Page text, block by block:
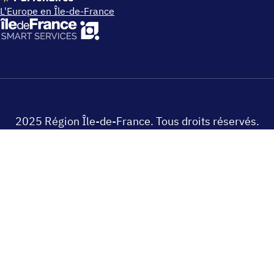
L'Europe en Île-de-France
2025 Région Île-de-France. Tous droits réservés.